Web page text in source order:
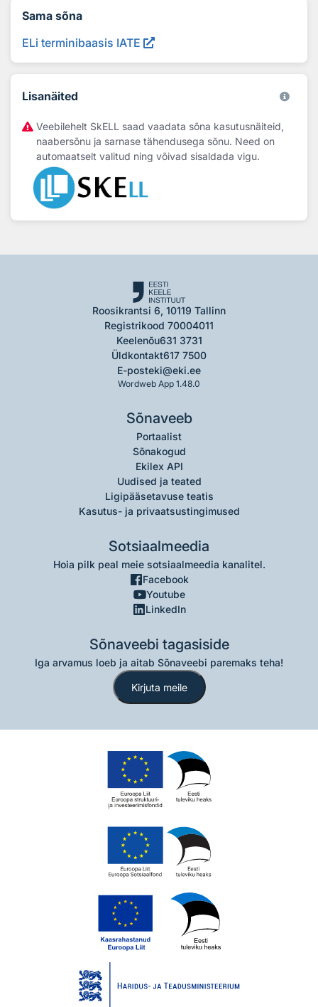
Sama sõna
ELi terminibaasis IATE
Lisanäited
Veebilehelt SkELL saad vaadata sõna kasutusnäiteid,
naabersõnu ja sarnase tähendusega sõnu. Need on
automaatselt valitud ning võivad sisaldada vigu.
Roosikrantsi 6, 10119 Tallinn
Registrikood 70004011
Keelenõu631 3731
Üldkontakt617 7500
E-posteki@eki.ee
Wordweb App 1.48.0
Sõnaveeb
Portaalist
Sõnakogud
Ekilex API
Uudised ja teated
Ligipääsetavuse teatis
Kasutus- ja privaatsustingimused
Sotsiaalmeedia
Hoia pilk peal meie sotsiaalmeedia kanalitel.
Facebook
Youtube
LinkedIn
Sõnaveebi tagasiside
Iga arvamus loeb ja aitab Sõnaveebi paremaks teha!
Kirjuta meile